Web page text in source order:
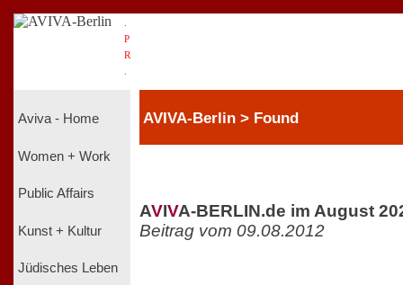
P
R
Aviva - Home
Women + Work
Public Affairs
Kunst + Kultur
Jüdisches Leben
AVIVA-Berlin > Found
AVIVA-BERLIN.de im August
Beitrag vom 09.08.2012